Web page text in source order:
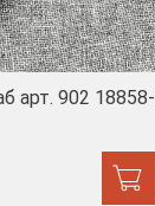
арт. 902 18858-